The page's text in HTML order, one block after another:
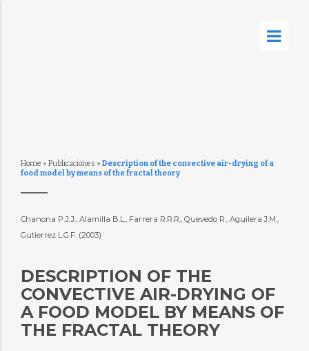
Home » Publicaciones » Description of the convective air-drying of a
food model by means of the fractal theory
Chanona P.J.J., Alamilla B.L., Farrera R.R.R., Quevedo R., Aguilera J.M.,
Gutierrez L.G.F. (2003)
DESCRIPTION OF THE
CONVECTIVE AIR-DRYING OF
A FOOD MODEL BY MEANS OF
THE FRACTAL THEORY